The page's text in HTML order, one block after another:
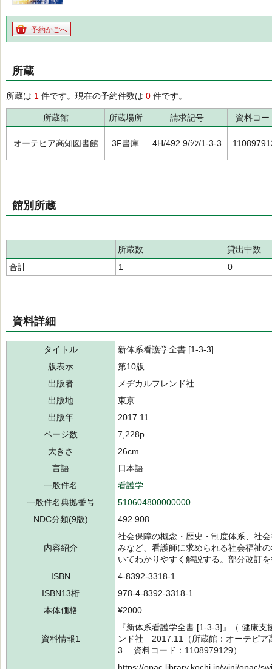
予約かごへ
所蔵
所蔵は 1 件です。現在の予約件数は 0 件です。
所蔵館 所蔵場所 請求記号 資料コー
オーテピア高知図書館 3F書庫 4H/492.9/ｼﾝ/1-3-3
館別所蔵
所蔵数
貸出中数
合計
1 0
資料詳細
タイトル
新体系看護学全書 [1-3-3]
版表示
第10版
出版者
メヂカルフレンド社
出版地
東京
出版年
2017.11
ページ数
7,228p
大きさ
26cm
言語
日本語
一般件名
看護学
一般件名典拠番号
510604800000000
NDC分類(9版)
492.908
内容紹介
社会保障の概念・歴史・制度体系、社
みなど、看護師に求められる社会福祉
いてわかりやすく解説する。部分改訂
ISBN
4-8392-3318-1
ISBN13桁
978-4-8392-3318-1
本体価格
¥2000
資料情報1
『新体系看護学全書 [1-3-3]』（ 健康
ンド社 2017.11（所蔵館：オーテピ
3 資料コード：1108979129）